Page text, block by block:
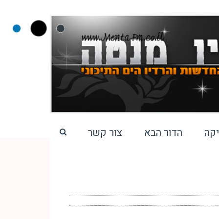
הדור הבא צור קשר